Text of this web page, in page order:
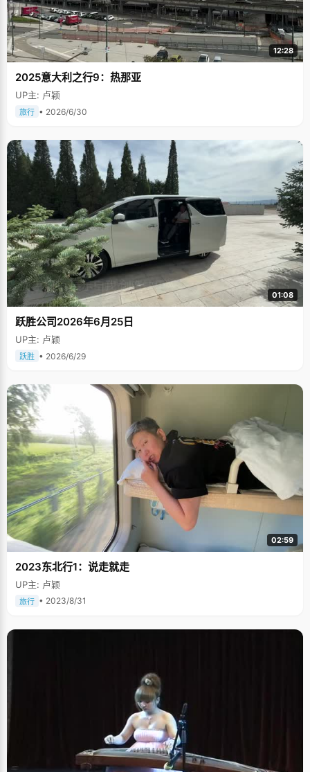
12:28
2025意大利之行9：热那亚
UP主: 卢颖
旅行 • 2026/6/30
01:08
跃胜公司2026年6月25日
UP主: 卢颖
跃胜 • 2026/6/29
02:59
2023东北行1：说走就走
UP主: 卢颖
旅行 • 2023/8/31